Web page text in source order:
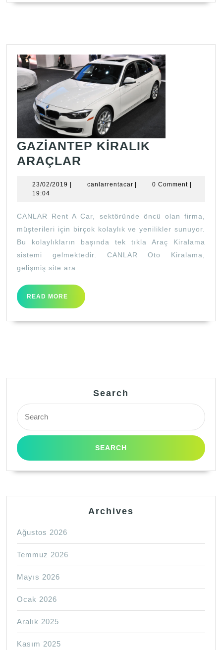
GAZİANTEP KİRALIK
ARAÇLAR
ARAÇLAR
23/02/2019 23/02/2019
| canlarrentacarcanlarrentacar
| 0 Comment |
19:04
CANLAR Rent A Car, sektöründe öncü olan firma,
müşterileri için birçok kolaylık ve yenilikler sunuyor.
Bu kolaylıkların başında tek tıkla Araç Kiralama
sistemi gelmektedir. CANLAR Oto Kiralama,
gelişmiş site ara
READ MORE
READ
MORE
Search
Search
for:
Archives
Ağustos 2026
Temmuz 2026
Mayıs 2026
Ocak 2026
Aralık 2025
Kasım 2025